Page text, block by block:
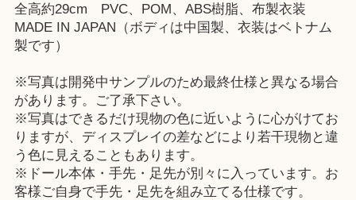
全高約29cm PVC、POM、ABS樹脂、布製衣装
MADE IN JAPAN（ボディは中国製、衣装はベトナム
製です）
※写真は開発中サンプルのため最終仕様と異なる場合
があります。ご了承下さい。
※写真はできるだけ現物の色に近いように心がけてお
りますが、ディスプレイの差などにより若干現物と違
う色に見えることもあります。
※ドール本体・手先・足先が別々に入っています。お
客様ご自身で手先・足先を組み立てる仕様です。